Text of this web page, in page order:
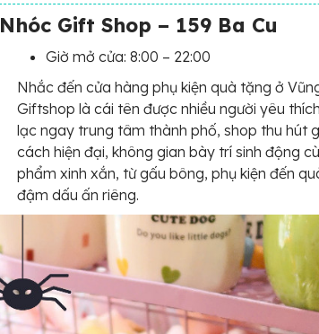
Nhóc Gift Shop – 159 Ba Cu
Giờ mở cửa: 8:00 – 22:00
Nhắc đến cửa hàng phụ kiện quà tặng ở
Giftshop là cái tên được nhiều người yêu
lạc ngay trung tâm thành phố, shop thu hút
cách hiện đại, không gian bày trí sinh động
phẩm xinh xắn, từ gấu bông, phụ kiện đến
đậm dấu ấn riêng.